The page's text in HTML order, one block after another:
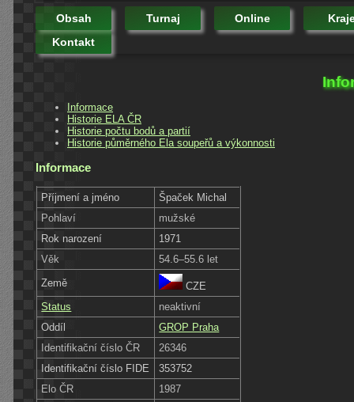
Obsah Turnaj Online
Kontakt
Informace
Historie ELA ČR
Historie počtu bodů a partií
Historie půměrného Ela soupeřů a výkonnosti
Informace
Příjmení a jméno
Špaček Michal
Pohlaví
mužské
Rok narození
1971
Věk
54.6–55.6 let
Země
CZE
Status
neaktivní
Oddíl
GROP Praha
Identifikační číslo ČR
26346
Identifikační číslo FIDE
353752
Elo ČR
1987